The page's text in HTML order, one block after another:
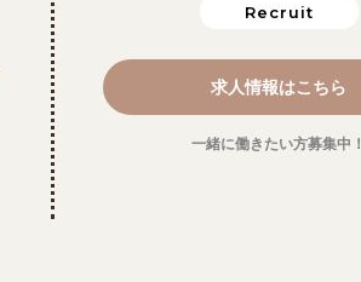
Recruit
求人情報はこちら
一緒に働きたい方募集中！